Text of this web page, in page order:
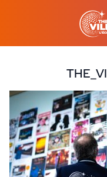
21 juillet 2025